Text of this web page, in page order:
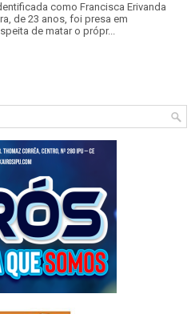
como Francisca Erivanda
de 23 anos, foi presa em
de matar o própr...